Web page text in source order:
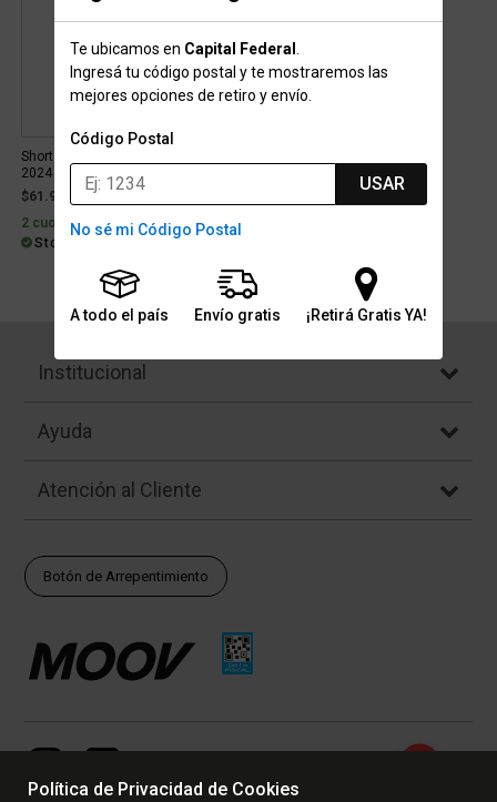
Te ubicamos en Capital Federal
Ingresá tu código postal y te mostraremos las
mejores opciones de retiro y envío.
Código Postal
USAR
No sé mi Código Postal
A todo el país Envío gratis ¡Retirá Gratis YA!
Short Puma Independiente Ftblicons
2024 Hombre
$61.999
2 cuotas sin interés de $31.000
Stock para envío
Institucional
Ayuda
Atención al Cliente
Botón de Arrepentimiento
Política de Privacidad de Cookies